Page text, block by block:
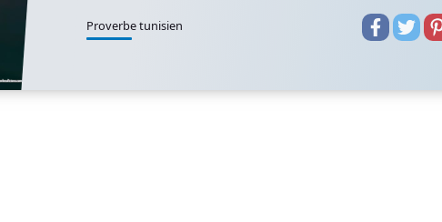
Proverbe tunisien